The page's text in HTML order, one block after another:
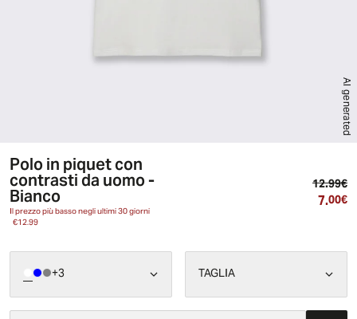
AI generated
Polo in piquet con
contrasti da uomo -
Bianco
Il prezzo più basso negli ultimi 30 giorni
€12.99
12.99€
7.00€
+3 TAGLIA